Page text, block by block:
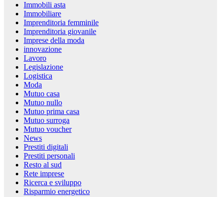
Immobili asta
Immobiliare
Imprenditoria femminile
Imprenditoria giovanile
Imprese della moda
innovazione
Lavoro
Legislazione
Logistica
Moda
Mutuo casa
Mutuo nullo
Mutuo prima casa
Mutuo surroga
Mutuo voucher
News
Prestiti digitali
Prestiti personali
Resto al sud
Rete imprese
Ricerca e sviluppo
Risparmio energetico